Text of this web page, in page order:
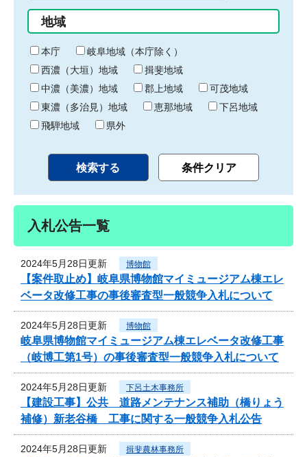
始
り
間
終
わ
り
地域
本庁
岐阜地域（本庁除く）
西濃（大垣）地域
揖斐地域
中濃（美濃）地域
郡上地域
可茂地域
東濃（多治見）地域
恵那地域
下呂地域
飛騨地域
県外
入札公告一覧
2024年5月28日更新 博物館
【案件取止め】岐阜県博物館マイミュージアム棟エレ
ベータ改修工事の事後審査型一般競争入札について
2024年5月28日更新 博物館
岐阜県博物館マイミュージアム棟エレベータ改修工事
（岐博工第1号）の事後審査型一般競争入札について
2024年5月28日更新 下呂土木事務所
【建設工事】公共 道路メンテナンス補助（橋りょう
補修）新老谷橋 工事に関する一般競争入札公告
2024年5月28日更新 揖斐農林事務所